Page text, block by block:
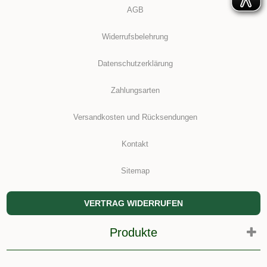
AGB
Widerrufsbelehrung
Datenschutzerklärung
Zahlungsarten
Versandkosten und Rücksendungen
Kontakt
Sitemap
VERTRAG WIDERRUFEN
Produkte